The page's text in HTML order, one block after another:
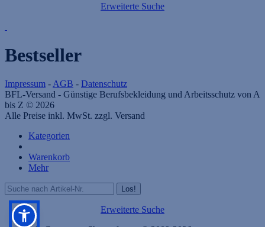
Erweiterte Suche
Bestseller
Impressum - AGB - Datenschutz
BFL-Versand - Günstige Berufsbekleidung und Arbeitsschutz von A
bis Z © 2026
Alle Preise inkl. MwSt. zzgl. Versand
Kategorien
Warenkorb
Mehr
Erweiterte Suche